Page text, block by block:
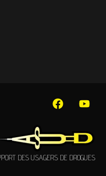
DES USAGERS DE DROGUES